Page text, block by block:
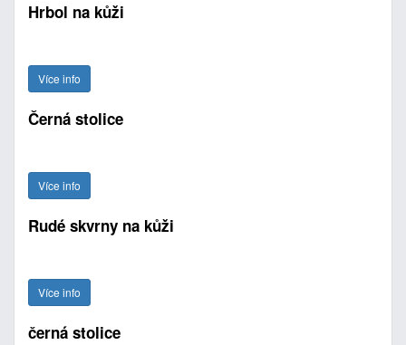
Hrbol na kůži
Více info
Černá stolice
Více info
Rudé skvrny na kůži
Více info
černá stolice